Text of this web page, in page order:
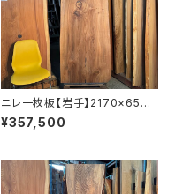
ニレ一枚板【岩手】2170×650~
740×55㎜【オイル塗装 仕上げ
済み】
¥357,500